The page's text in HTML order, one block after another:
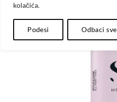
kolačića.
Podesi Odbaci sve